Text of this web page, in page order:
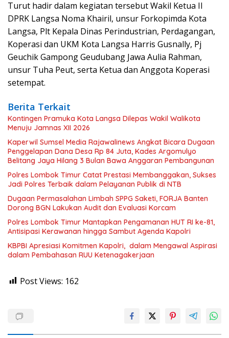
Turut hadir dalam kegiatan tersebut Wakil Ketua II
DPRK Langsa Noma Khairil, unsur Forkopimda Kota
Langsa, Plt Kepala Dinas Perindustrian, Perdagangan,
Koperasi dan UKM Kota Langsa Harris Gusnally, Pj
Geuchik Gampong Geudubang Jawa Aulia Rahman,
unsur Tuha Peut, serta Ketua dan Anggota Koperasi
setempat.
Berita Terkait
Kontingen Pramuka Kota Langsa Dilepas Wakil Walikota
Menuju Jamnas XII 2026
Kaperwil Sumsel Media Rajawalinews Angkat Bicara Dugaan
Penggelapan Dana Desa Rp 84 Juta, Kades Argomulyo
Belitang Jaya Hilang 3 Bulan Bawa Anggaran Pembangunan
Polres Lombok Timur Catat Prestasi Membanggakan, Sukses
Jadi Polres Terbaik dalam Pelayanan Publik di NTB
Dugaan Permasalahan Limbah SPPG Saketi, FORJA Banten
Dorong BGN Lakukan Audit dan Evaluasi Korcam
Polres Lombok Timur Mantapkan Pengamanan HUT RI ke-81,
Antisipasi Kerawanan hingga Sambut Agenda Kapolri
KBPBI Apresiasi Komitmen Kapolri, dalam Mengawal Aspirasi
dalam Pembahasan RUU Ketenagakerjaan
Post Views: 162